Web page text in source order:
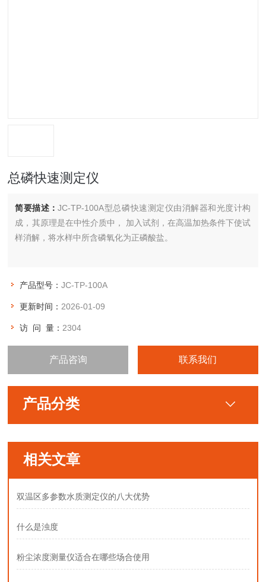
总磷快速测定仪
简要描述：JC-TP-100A型总磷快速测定仪由消解器和光度计构
成，其原理是在中性介质中， 加入试剂，在高温加热条件下使试
样消解，将水样中所含磷氧化为正磷酸盐。
产品型号：JC-TP-100A
更新时间： 2026-01-09
访 问 量： 2304
产品咨询 联系我们
产品分类
相关文章
双温区多参数水质测定仪的八大优势
什么是浊度
粉尘浓度测量仪适合在哪些场合使用